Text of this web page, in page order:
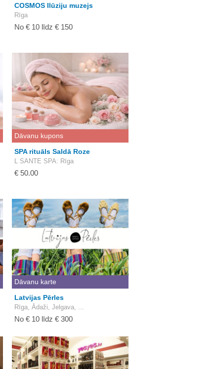
COSMOS Ilūziju muzejs
Rīga
No € 10 līdz € 150
Dāvanu kupons
SPA rituāls Saldā Roze
L SANTE SPA: Rīga
€ 50.00
Dāvanu karte
Latvijas Pērles
Rīga, Ādaži, Jelgava, ...
No € 10 līdz € 300